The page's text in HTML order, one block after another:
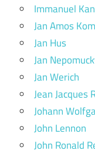
Immanuel
Jan Amos
Jan Hus
Jan
Jan Werich
Jean Jacques
Johann
John Lennon
John Ronald